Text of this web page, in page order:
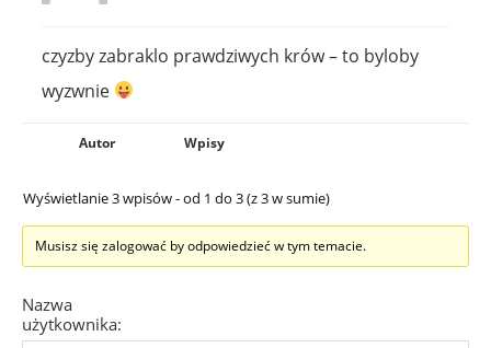
czyzby zabraklo prawdziwych krów – to byloby
wyzwnie
Autor Wpisy
Wyświetlanie 3 wpisów - od 1 do 3 (z 3 w sumie)
Musisz się zalogować by odpowiedzieć w tym temacie.
Nazwa
użytkownika: